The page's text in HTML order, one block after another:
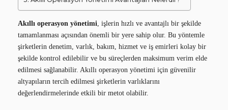
Akıllı operasyon yönetimi, işlerin hızlı ve avantajlı bir şekilde
tamamlanması açısından önemli bir yere sahip olur. Bu yöntemle
şirketlerin denetim, varlık, bakım, hizmet ve iş emirleri kolay bir
şekilde kontrol edilebilir ve bu süreçlerden maksimum verim elde
edilmesi sağlanabilir. Akıllı operasyon yönetimi için güvenilir
altyapıların tercih edilmesi şirketlerin varlıklarını
değerlendirmelerinde etkili bir metot olabilir.